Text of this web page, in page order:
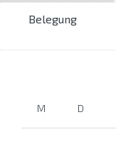
Belegung
M D